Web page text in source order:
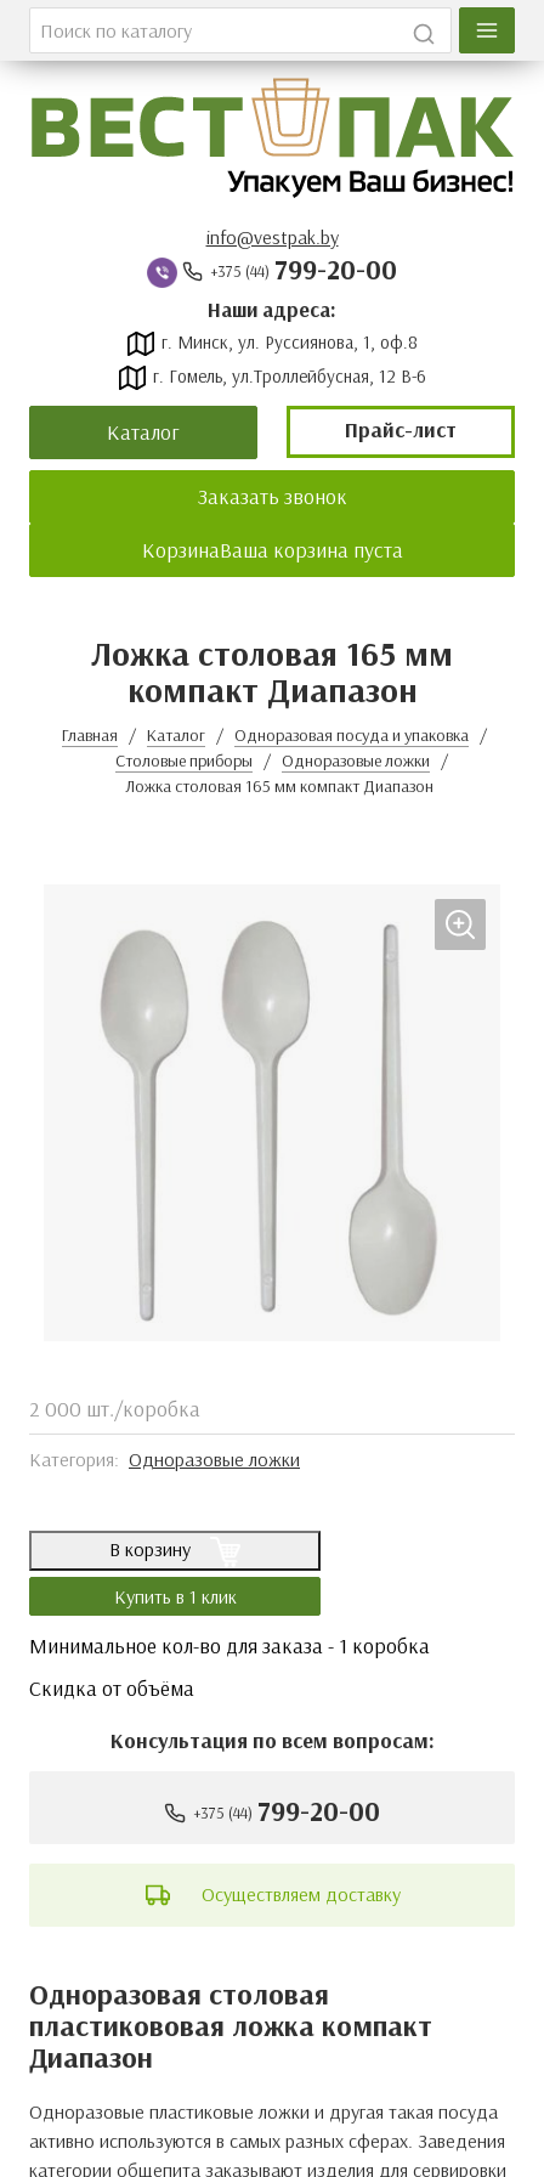
Главная
Каталог
Оплата и доставка
Контакты
Новости
Прайс-лист
info@vestpak.by
+375 (44) 799-20-00
Наши адреса:
г. Минск, ул. Руссиянова, 1, оф.8
г. Гомель, ул.Троллейбусная, 12 В-6
Каталог Прайс-лист
Заказать звонок
КорзинаВаша корзина пуста
Ложка столовая 165 мм
компакт Диапазон
Главная Каталог
Одноразовая посуда и упаковка
Столовые приборы
Одноразовые ложки
Ложка столовая 165 мм компакт Диапазон
2 000 шт./коробка
Категория: Одноразовые ложки
В корзину
Купить в 1 клик
Минимальное кол-во для заказа - 1 коробка
Скидка от объёма
Консультация по всем вопросам:
+375 (44) 799-20-00
Осуществляем доставку
Одноразовая столовая
пластикововая ложка компакт
Диапазон
Одноразовые пластиковые ложки и другая такая посуда
активно используются в самых разных сферах. Заведения
категории общепита заказывают изделия для сервировки